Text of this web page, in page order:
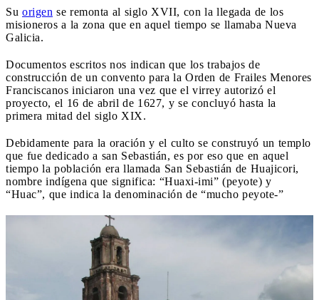
Su origen se remonta al siglo XVII, con la llegada de los
misioneros a la zona que en aquel tiempo se llamaba Nueva
Galicia.
Documentos escritos nos indican que los trabajos de
construcción de un convento para la Orden de Frailes Menores
Franciscanos iniciaron una vez que el virrey autorizó el
proyecto, el 16 de abril de 1627, y se concluyó hasta la
primera mitad del siglo XIX.
Debidamente para la oración y el culto se construyó un templo
que fue dedicado a san Sebastián, es por eso que en aquel
tiempo la población era llamada San Sebastián de Huajicori,
nombre indígena que significa: “Huaxi-imi” (peyote) y
“Huac”, que indica la denominación de “mucho peyote-”